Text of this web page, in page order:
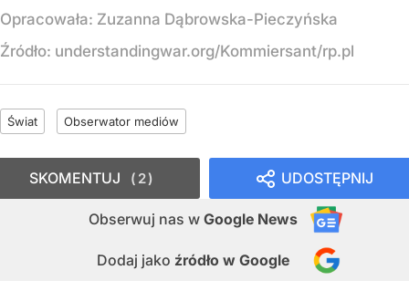
Opracowała: Zuzanna Dąbrowska-Pieczyńska
Źródło: understandingwar.org/Kommiersant/rp.pl
Świat Obserwator mediów
UDOSTĘPNIJ
Obserwuj nas w Google News
Dodaj jako źródło w Google
SKOMENTUJ 2